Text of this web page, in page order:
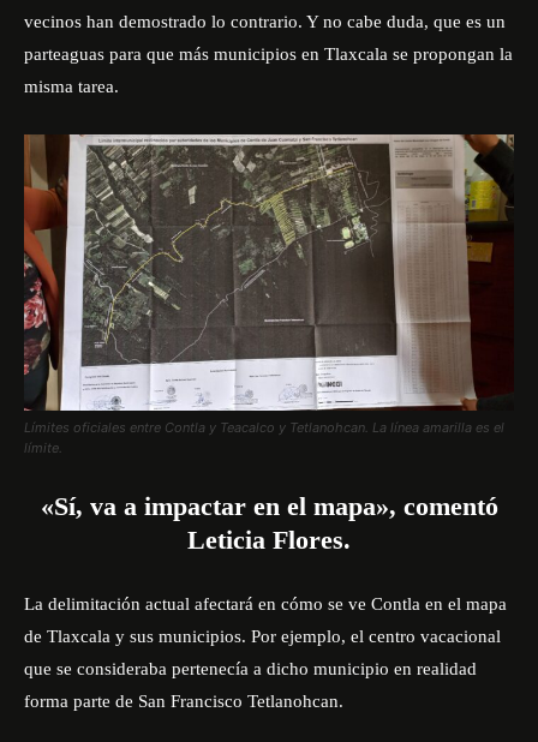
vecinos han demostrado lo contrario. Y no cabe duda, que es un
parteaguas para que más municipios en Tlaxcala se propongan la
misma tarea.
Límites oficiales entre Contla y Teacalco y Tetlanohcan. La línea amarilla es el
límite.
«Sí, va a impactar en el mapa», comentó
Leticia Flores.
La delimitación actual afectará en cómo se ve Contla en el mapa
de Tlaxcala y sus municipios. Por ejemplo, el centro vacacional
que se consideraba pertenecía a dicho municipio en realidad
forma parte de San Francisco Tetlanohcan.